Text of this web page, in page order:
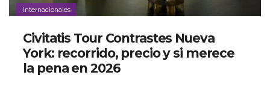
Internacionales
Civitatis Tour Contrastes Nueva
York: recorrido, precio y si merece
la pena en 2026